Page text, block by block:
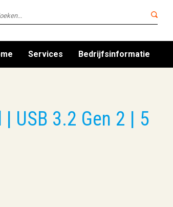
Services Bedrijfsinformatie
| USB 3.2 Gen 2 | 5